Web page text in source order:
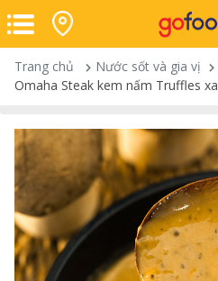
Trang chủ Nước sốt và gia vị
Omaha Steak kem nấm Truffles